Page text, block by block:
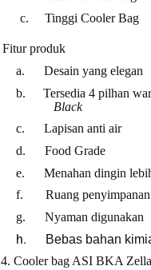
c.
Tinggi Cooler
Fitur produk
a.
Desain yang elegan
b.
Tersedia 4 pilhan
Black
c.
Lapisan anti air
d.
Food Grade
e.
Menahan dingin
f.
Ruang
g.
Nyaman digunakan
h.
Bebas bahan
4. Cooler bag ASI BKA